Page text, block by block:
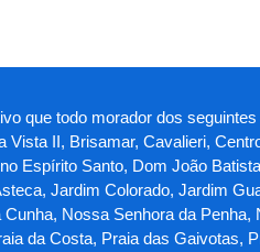
que todo morador dos
Vista II, Brisamar, Cavalieri,
Espírito Santo, Dom João
Jardim Colorado, Jardim
Nossa Senhora da
da Costa, Praia das Gaivotas,